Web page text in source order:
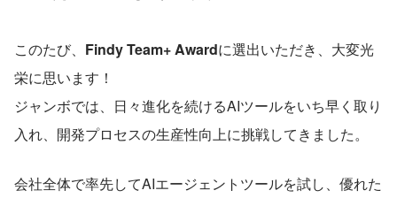
このたび、 Findy Team+ Awardに選出いただき、大変光
栄に思います！
ジャンボでは、日々進化を続けるAIツールをいち早く取り
入れ、開発プロセスの生産性向上に挑戦してきました。
会社全体で率先してAIエージェントツールを試し、優れた